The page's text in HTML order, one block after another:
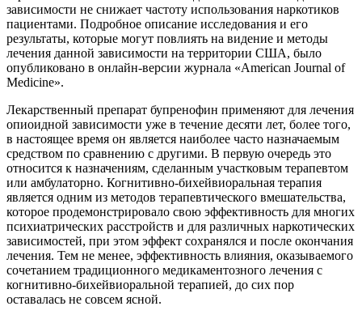
зависимости не снижает частоту использования наркотиков
пациентами. Подробное описание исследования и его
результаты, которые могут повлиять на видение и методы
лечения данной зависимости на территории США, было
опубликовано в онлайн-версии журнала «American Journal of
Medicine».
Лекарственный препарат бупренофин применяют для лечения
опиоидной зависимости уже в течение десяти лет, более того,
в настоящее время он является наиболее часто назначаемым
средством по сравнению с другими. В первую очередь это
относится к назначениям, сделанным участковым терапевтом
или амбулаторно. Когнитивно-бихейвиоральная терапия
является одним из методов терапевтического вмешательства,
которое продемонстрировало свою эффективность для многих
психиатрических расстройств и для различных наркотических
зависимостей, при этом эффект сохранялся и после окончания
лечения. Тем не менее, эффективность влияния, оказываемого
сочетанием традиционного медикаментозного лечения с
когнитивно-бихейвиоральной терапией, до сих пор
оставалась не совсем ясной.